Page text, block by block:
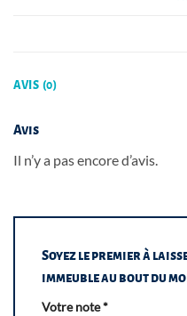
AVIS (0)
Avis
Il n’y a pas encore d’avis.
Soyez le premier à
immeuble au bout du
Votre note*